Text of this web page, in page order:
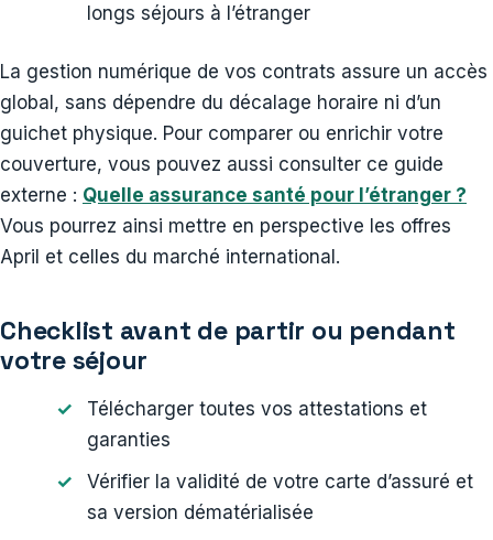
longs séjours à l’étranger
La gestion numérique de vos contrats assure un accès
global, sans dépendre du décalage horaire ni d’un
guichet physique. Pour comparer ou enrichir votre
couverture, vous pouvez aussi consulter ce guide
externe : Quelle assurance santé pour l’étranger ?
Vous pourrez ainsi mettre en perspective les offres
April et celles du marché international.
Checklist avant de partir ou pendant
votre séjour
Télécharger toutes vos attestations et
garanties
Vérifier la validité de votre carte d’assuré et
sa version dématérialisée